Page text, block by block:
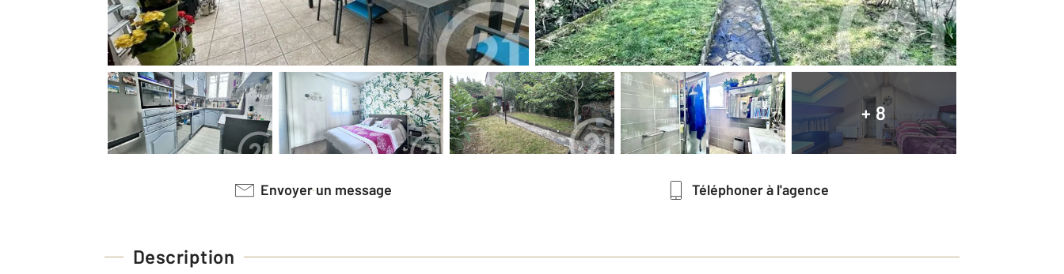
+ 8
Envoyer un message Téléphoner à l'agence
Description